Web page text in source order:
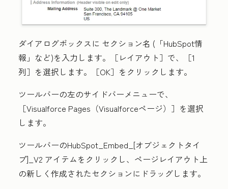
ダイアログボックスに セクション名 (「HubSpot情
報」など)を入力します。
［レイアウト］で、
［1
列］ を選択します。 ［OK］ をクリックします。
ツールバーの左のサイドバーメニューで、
［Visualforce Pages（Visualforceページ）］ を選択
します。
ツールバーのHubSpot_Embed_[オブジェクトタイ
プ]_V2 アイテムをクリックし、ページレイアウト上
の新しく作成されたセクションにドラッグします。